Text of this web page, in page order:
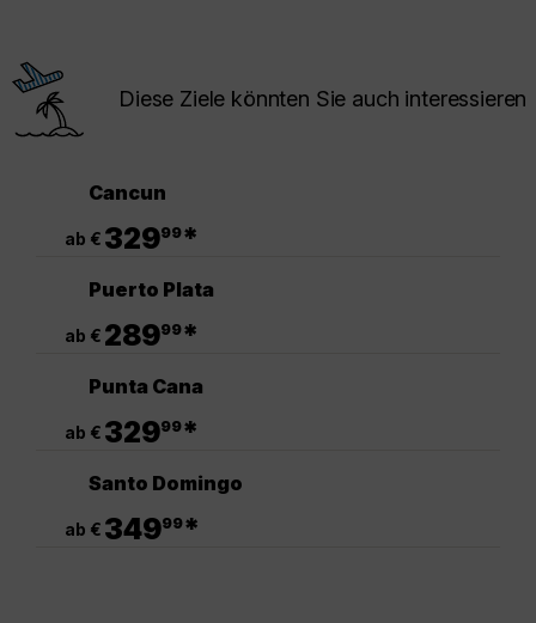
Diese Ziele könnten Sie auch interessieren
Cancun
ab € 32999*
Puerto Plata
ab € 28999*
Punta Cana
ab € 32999*
Santo Domingo
ab € 34999*